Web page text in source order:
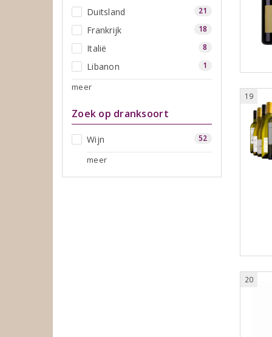
Duitsland 21
Frankrijk 18
Italië 8
Libanon 1
meer
Zoek op dranksoort
Wijn 52
meer
19
20